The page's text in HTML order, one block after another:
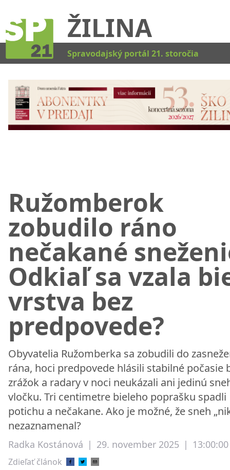
ŽILINA
Spravodajský portál 21. storočia
Ružomberok
zobudilo ráno
nečakané
Odkiaľ sa vzala
vrstva bez
predpovede?
Obyvatelia Ružomberka sa zobudili do
rána, hoci predpovede hlásili stabilné počasie
zrážok a radary v noci neukázali ani jedinú
vločku. Tri centimetre bieleho poprašku spadli
potichu a nečakane. Ako je možné, že sneh
nezaznamenal?
Radka Kostánová | 29. november 2025 | 13:00:00
Zdieľať článok